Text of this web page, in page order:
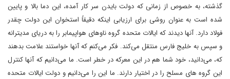
گذشته، به خصوص از زمانی که دولت بایدن سر کار آمده، این دما بالا و پایین
شده است به عنوان روشی برای ارزیابی اینکه دقیقاً استخوان این دولت چقدر
فولاد دارد. آنها دیدند که ایالات متحده گروه‌ ناوهای هواپیمابر را به دریای مدیترانه
و سپس به خلیج فارس منتقل می‌کند. فکر می‌کنم که آنها ‌خواستند علامت بدهند
که، می‌دانید، خود شما هم در این معرکه در خطر است. ما می‌دانیم که آنها کنترل
این گروه های مسلح را در اختیار دارند. ما این را می‌دانیم و دولت ایالات متحده